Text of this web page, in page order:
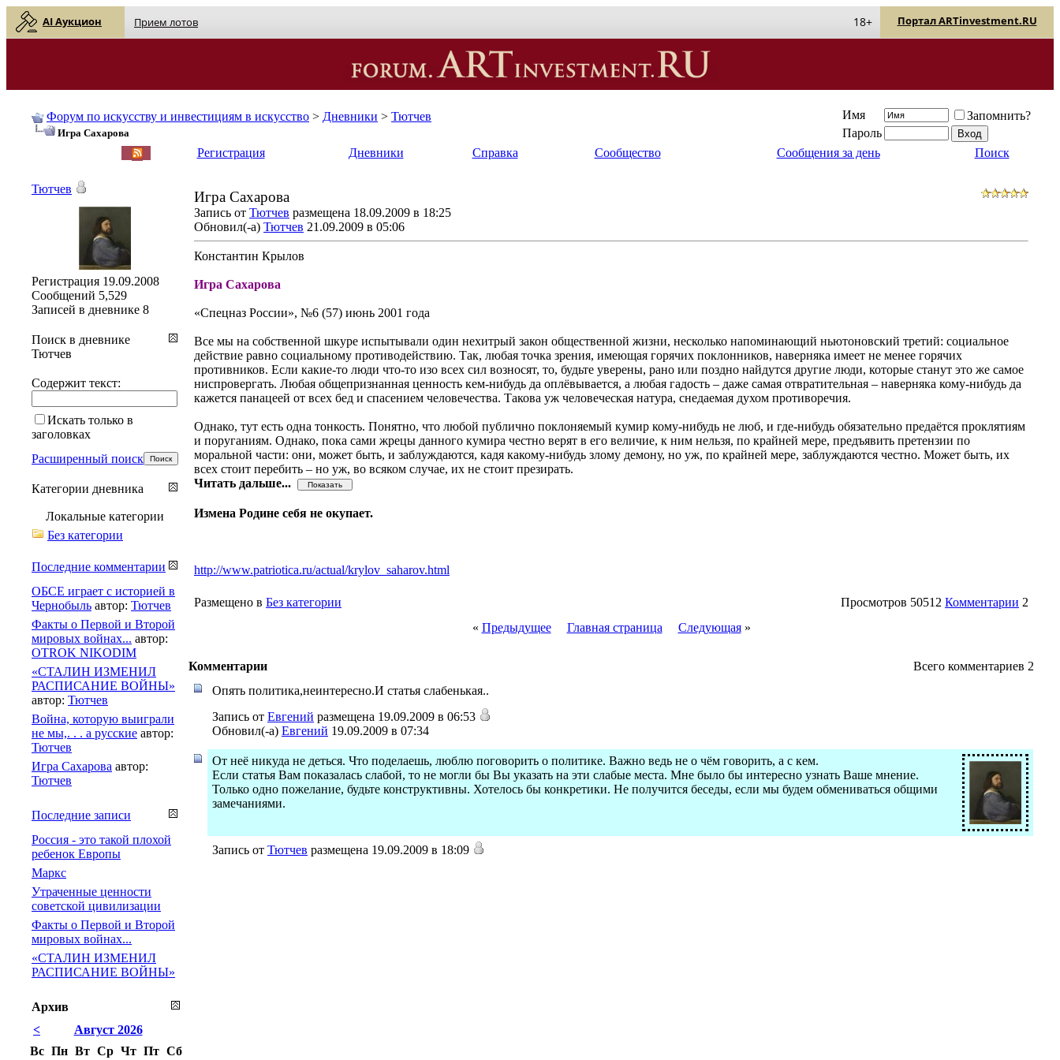
AI Аукцион Прием лотов Портал ARTinvestment.RU
18+
Форум по искусству и инвестициям в искусство > Дневники > Тютчев
Игра Сахарова
Имя
Запомнить?
Пароль
Регистрация Дневники Справка Сообщество Сообщения за день Поиск
Игра Сахарова
Запись от Тютчев размещена 18.09.2009 в 18:25
Обновил(-а) Тютчев 21.09.2009 в 05:06
Константин Крылов
Игра Сахарова
«Спецназ России», №6 (57) июнь 2001 года
Все мы на собственной шкуре испытывали один нехитрый закон общественной жизни, несколько напоминающий ньютоновский третий: социальное
действие равно социальному противодействию. Так, любая точка зрения, имеющая горячих поклонников, наверняка имеет не менее горячих
противников. Если какие-то люди что-то изо всех сил возносят, то, будьте уверены, рано или поздно найдутся другие люди, которые станут это же самое
ниспровергать. Любая общепризнанная ценность кем-нибудь да оплёвывается, а любая гадость – даже самая отвратительная – наверняка кому-нибудь да
кажется панацеей от всех бед и спасением человечества. Такова уж человеческая натура, снедаемая духом противоречия.
Однако, тут есть одна тонкость. Понятно, что любой публично поклоняемый кумир кому-нибудь не люб, и где-нибудь обязательно предаётся проклятиям
и поруганиям. Однако, пока сами жрецы данного кумира честно верят в его величие, к ним нельзя, по крайней мере, предъявить претензии по
моральной части: они, может быть, и заблуждаются, кадя какому-нибудь злому демону, но уж, по крайней мере, заблуждаются честно. Может быть, их
всех стоит перебить – но уж, во всяком случае, их не стоит презирать.
Читать дальше...
Измена Родине себя не окупает.
http://www.patriotica.ru/actual/krylov_saharov.html
Размещено в Без категории Просмотров 50512 Комментарии 2
« Предыдущее Главная страница Следующая»
Всего комментариев 2
Комментарии
Опять политика,неинтересно.И статья слабенькая..
Запись от Евгений размещена 19.09.2009 в 06:53
Обновил(-а) Евгений 19.09.2009 в 07:34
От неё никуда не деться. Что поделаешь, люблю поговорить о политике. Важно ведь не о чём говорить, а с кем.
Если статья Вам показалась слабой, то не могли бы Вы указать на эти слабые места. Мне было бы интересно узнать Ваше мнение.
Только одно пожелание, будьте конструктивны. Хотелось бы конкретики. Не получится беседы, если мы будем обмениваться общими
замечаниями.
Запись от Тютчев размещена 19.09.2009 в 18:09
Тютчев
Регистрация 19.09.2008
Сообщений 5,529
Записей в дневнике 8
Поиск в дневнике
Тютчев
Содержит текст:
Искать только в
заголовках
Расширенный поиск
Категории дневника
Локальные категории
Без категории
Последние комментарии
ОБСЕ играет с историей в
Чернобыль автор: Тютчев
Факты о Первой и Второй
мировых войнах... автор:
OTROK NIKODIM
«СТАЛИН ИЗМЕНИЛ
РАСПИСАНИЕ ВОЙНЫ»
автор: Тютчев
Война, которую выиграли
не мы,. . . а русские автор:
Тютчев
Игра Сахарова автор:
Тютчев
Последние записи
Россия - это такой плохой
ребенок Европы
Маркс
Утраченные ценности
советской цивилизации
Факты о Первой и Второй
мировых войнах...
«СТАЛИН ИЗМЕНИЛ
РАСПИСАНИЕ ВОЙНЫ»
Архив
<
Август 2026
Вс Пн Вт Ср Чт Пт Сб